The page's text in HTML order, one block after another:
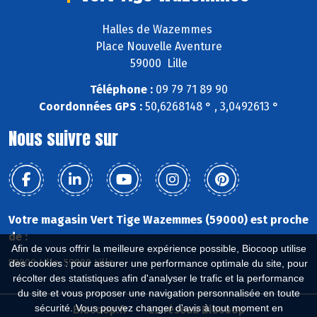
Afin de vous offrir la meilleure expérience possible, Biocoop utilise
des cookies : pour assurer une performance optimale du site, pour
récolter des statistiques afin d'analyser le trafic et la performance
du site et vous proposer une navigation personnalisée en toute
sécurité. Vous pouvez changer d'avis à tout moment en
Halles de Wazemmes
Place Nouvelle Aventure
59000 Lille
Téléphone :09 79 71 89 90
Coordonnées GPS :50,6268148 ° , 3,0492613 °
Nous suivre sur
Votre magasin Vert Tige Wazemmes (59000) est proche
de :
59000 Lille, 59800 Lille
Biocoop.fr Le réseau Biocoop